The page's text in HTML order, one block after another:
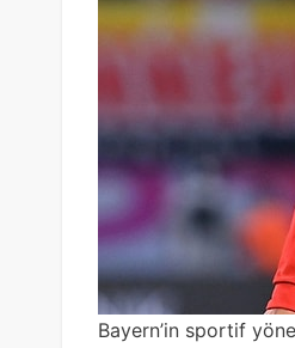
Bayern’in sportif